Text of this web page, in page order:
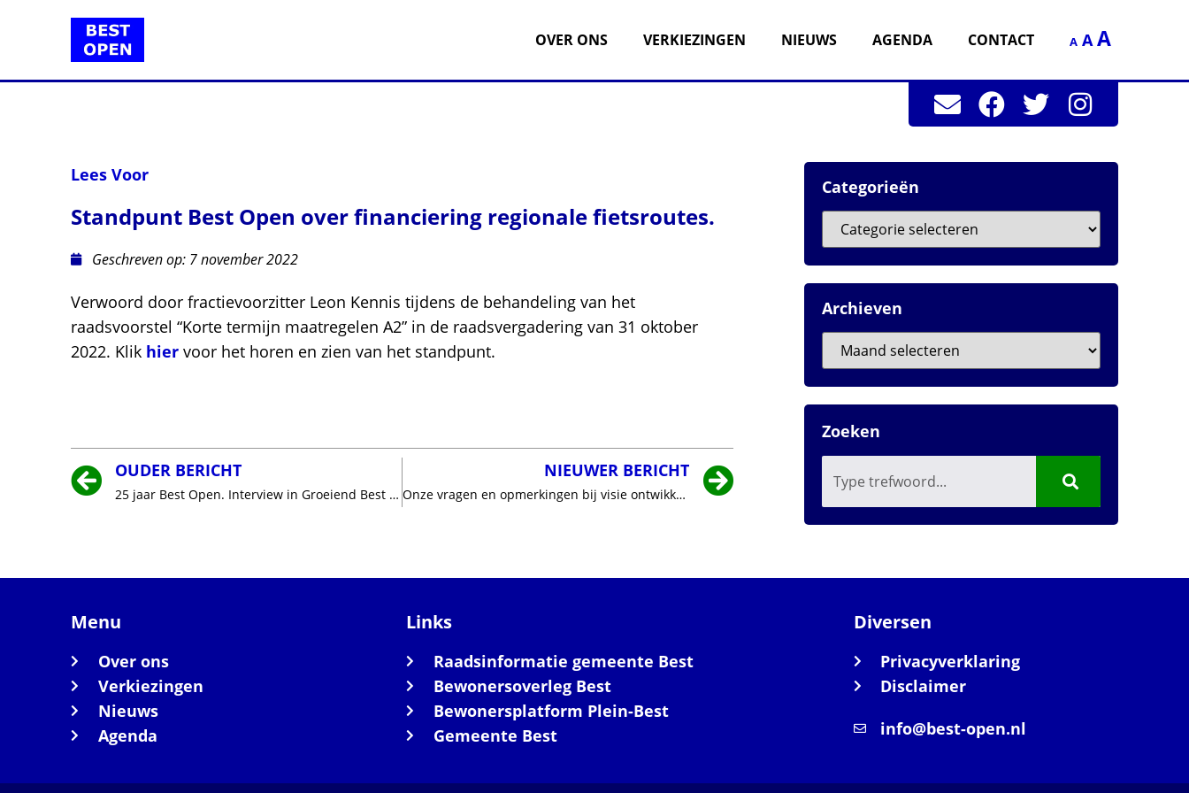
OVER ONS VERKIEZINGEN NIEUWS AGENDA CONTACT A A A
Lees Voor
Standpunt Best Open over financiering regionale fietsroutes.
Geschreven op: 7 november 2022
Verwoord door fractievoorzitter Leon Kennis tijdens de behandeling van het
raadsvoorstel “Korte termijn maatregelen A2” in de raadsvergadering van 31 oktober
2022. Klik hier voor het horen en zien van het standpunt.
OUDER BERICHT
25 jaar Best Open. Interview in Groeiend Best van Theo Louwers met twee leden van het eerste uur: Marc van Schuppen en Veronique Zeeman.
NIEUWER BERICHT
Onze vragen en opmerkingen bij visie ontwikkeling stationsomgeving
Categorieën
Archieven
Zoeken
Menu
Over ons
Verkiezingen
Nieuws
Agenda
Links
Raadsinformatie gemeente Best
Bewonersoverleg Best
Bewonersplatform Plein-Best
Gemeente Best
Diversen
Privacyverklaring
Disclaimer
info@best-open.nl